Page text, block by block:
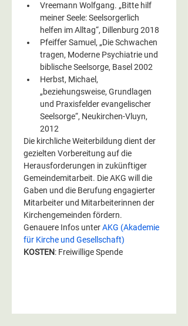
Vreemann Wolfgang. „Bitte hilf
meiner Seele: Seelsorgerlich
helfen im Alltag“, Dillenburg 2018
Pfeiffer Samuel, „Die Schwachen
tragen, Moderne Psychiatrie und
biblische Seelsorge, Basel 2002
Herbst, Michael,
„beziehungsweise, Grundlagen
und Praxisfelder evangelischer
Seelsorge“, Neukirchen-Vluyn,
2012
Die kirchliche Weiterbildung dient der
gezielten Vorbereitung auf die
Herausforderungen in zukünftiger
Gemeindemitarbeit. Die AKG will die
Gaben und die Berufung engagierter
Mitarbeiter und Mitarbeiterinnen der
Kirchengemeinden fördern.
Genauere Infos unter AKG (Akademie
für Kirche und Gesellschaft)
KOSTEN: Freiwillige Spende